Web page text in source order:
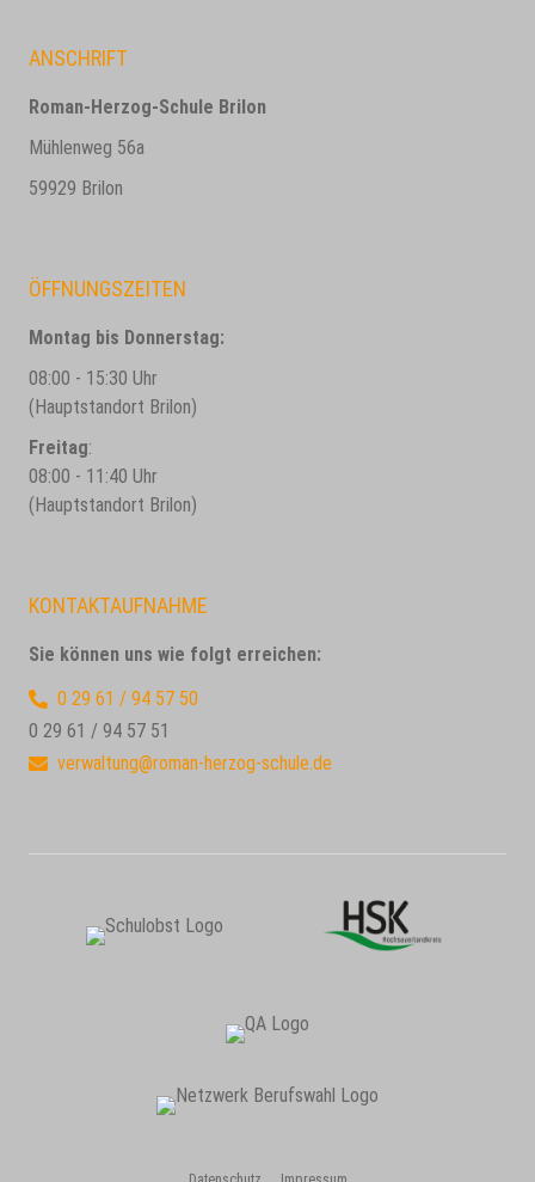
ANSCHRIFT
Roman-Herzog-Schule Brilon
Mühlenweg 56a
59929 Brilon
ÖFFNUNGSZEITEN
Montag bis Donnerstag:
08:00 - 15:30 Uhr
(Hauptstandort Brilon)
Freitag:
08:00 - 11:40 Uhr
(Hauptstandort Brilon)
KONTAKTAUFNAHME
Sie können uns wie folgt erreichen:
0 29 61 / 94 57 50
0 29 61 / 94 57 51
verwaltung@roman-herzog-schule.de